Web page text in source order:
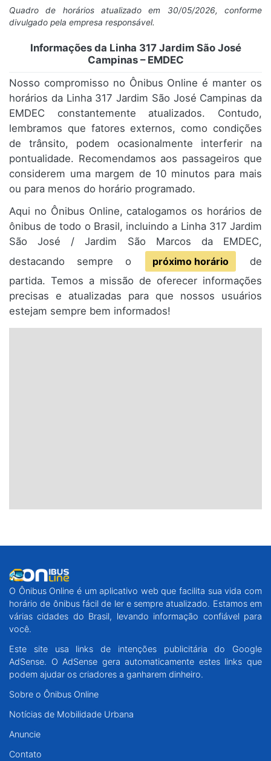
Quadro de horários atualizado em 30/05/2026, conforme
divulgado pela empresa responsável.
Informações da Linha 317 Jardim São José
Campinas – EMDEC
Nosso compromisso no Ônibus Online é manter os
horários da Linha 317 Jardim São José Campinas da
EMDEC constantemente atualizados. Contudo,
lembramos que fatores externos, como condições
de trânsito, podem ocasionalmente interferir na
pontualidade. Recomendamos aos passageiros que
considerem uma margem de 10 minutos para mais
ou para menos do horário programado.
Aqui no Ônibus Online, catalogamos os horários de
ônibus de todo o Brasil, incluindo a Linha 317 Jardim
São José / Jardim São Marcos da EMDEC,
destacando sempre o
próximo horário
de
partida. Temos a missão de oferecer informações
precisas e atualizadas para que nossos usuários
estejam sempre bem informados!
O Ônibus Online é um aplicativo web que facilita sua vida com
horário de ônibus fácil de ler e sempre atualizado. Estamos em
várias cidades do Brasil, levando informação confiável para
você.
Este site usa links de intenções publicitária do Google
AdSense. O AdSense gera automaticamente estes links que
podem ajudar os criadores a ganharem dinheiro.
Sobre o Ônibus Online
Notícias de Mobilidade Urbana
Anuncie
Contato